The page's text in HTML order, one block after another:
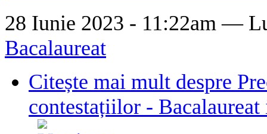
28 Iunie 2023 - 11:22am —
Bacalaureat
Citește mai mult despre
contestațiilor -